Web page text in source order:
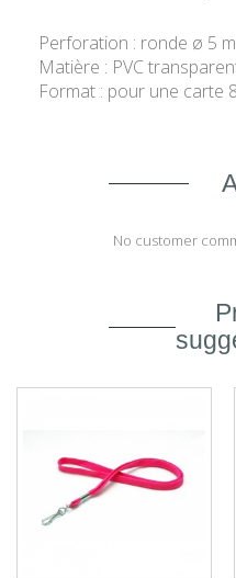
Perforation : ronde ø 5
Matière : PVC
Format : pour une carte
No customer